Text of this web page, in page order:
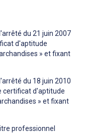
du 21 juin 2007
d'aptitude
» et fixant
du 18 juin 2010
certificat d'aptitude
» et fixant
professionnel